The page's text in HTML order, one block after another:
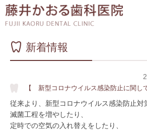
新着情報
【 新型コロナウイルス感染防止に関し
従来より、新型コロナウイルス感染防止対
滅菌工程を増やしたり、
定時での空気の入れ替えをしたり、